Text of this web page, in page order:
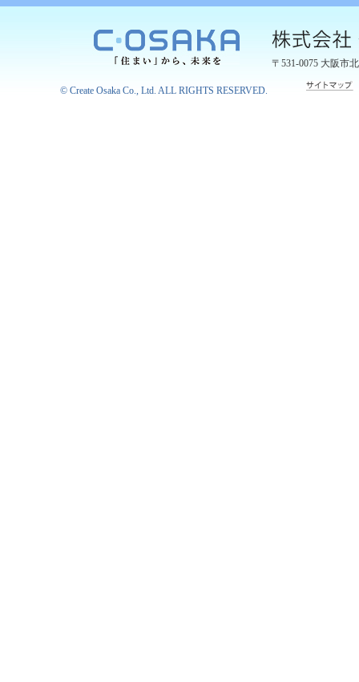
〒531-0075 大阪市
© Create Osaka Co., Ltd. ALL RIGHTS RESERVED.